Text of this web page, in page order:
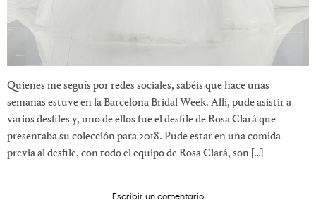
Quienes me seguís por redes sociales, sabéis que hace unas
semanas estuve en la Barcelona Bridal Week. Allí, pude asistir a
varios desfiles y, uno de ellos fue el desfile de Rosa Clará que
presentaba su colección para 2018. Pude estar en una comida
previa al desfile, con todo el equipo de Rosa Clará, son […]
Escribir un comentario